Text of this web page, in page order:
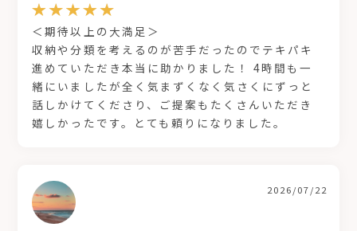
＜期待以上の大満足＞
収納や分類を考えるのが苦手だったのでテキパキ
進めていただき本当に助かりました！ 4時間も一
緒にいましたが全く気まずくなく気さくにずっと
話しかけてくださり、ご提案もたくさんいただき
嬉しかったです。とても頼りになりました。
2026/07/22